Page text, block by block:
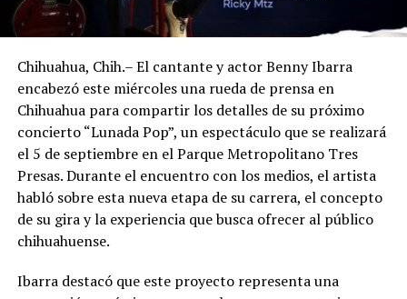
Chihuahua, Chih.– El cantante y actor Benny Ibarra
encabezó este miércoles una rueda de prensa en
Chihuahua para compartir los detalles de su próximo
concierto “Lunada Pop”, un espectáculo que se realizará
el 5 de septiembre en el Parque Metropolitano Tres
Presas. Durante el encuentro con los medios, el artista
habló sobre esta nueva etapa de su carrera, el concepto
de su gira y la experiencia que busca ofrecer al público
chihuahuense.
Ibarra destacó que este proyecto representa una